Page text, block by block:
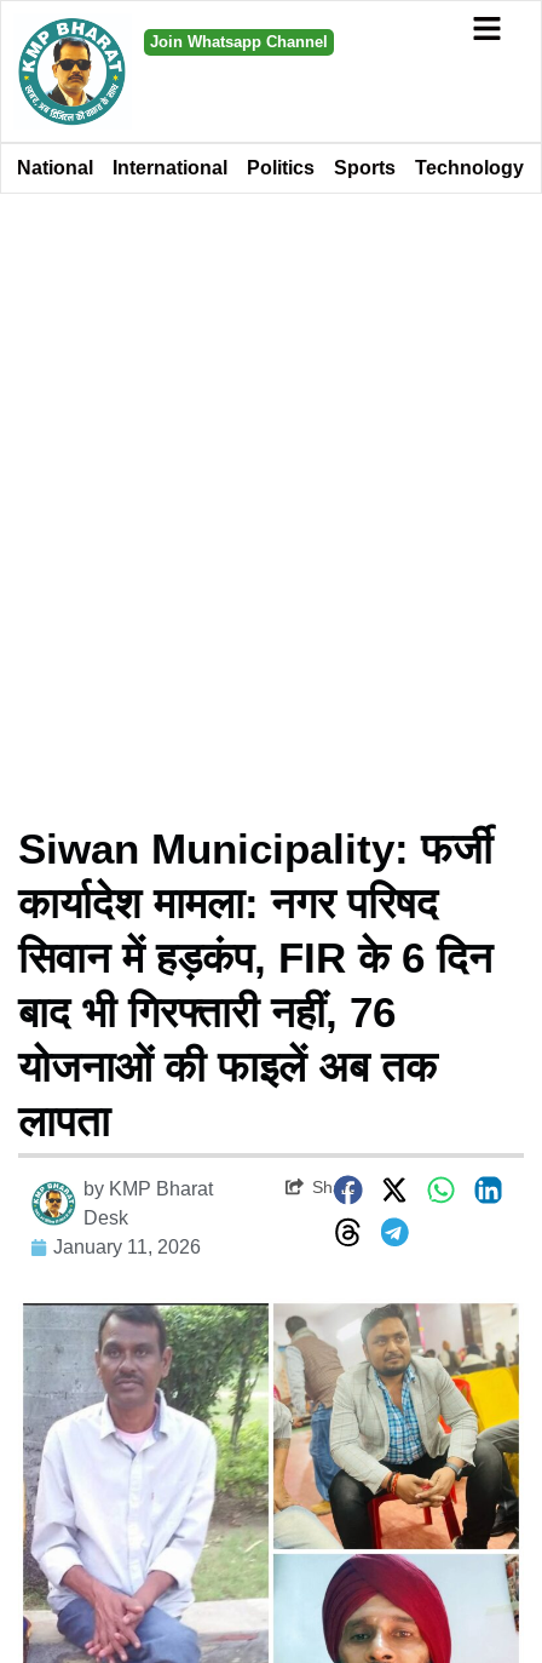
Join Whatsapp Channel
National International Politics Sports Technology
Siwan Municipality: फर्जी
कार्यादेश मामला: नगर परिषद
सिवान में हड़कंप, FIR के 6 दिन
बाद भी गिरफ्तारी नहीं, 76
योजनाओं की फाइलें अब तक
लापता
by KMP Bharat
Desk
January 11, 2026
Share